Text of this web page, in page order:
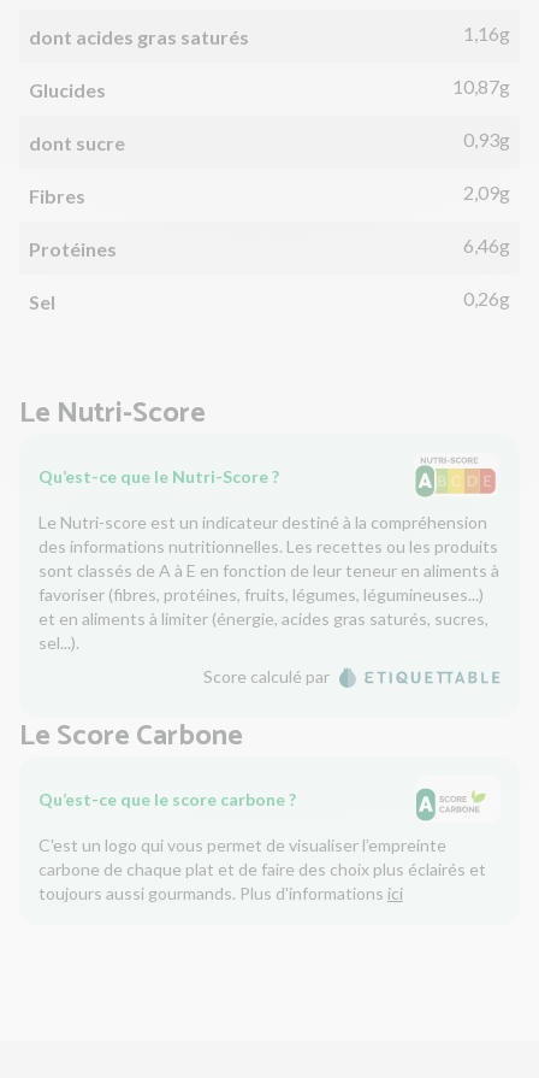
dont acides gras saturés 1,16g
Glucides 10,87g
dont sucre 0,93g
Fibres 2,09g
Protéines 6,46g
Sel 0,26g
Le Nutri-Score
Qu’est-ce que le Nutri-Score ?
Le Nutri-score est un indicateur destiné à la compréhension
des informations nutritionnelles. Les recettes ou les produits
sont classés de A à E en fonction de leur teneur en aliments à
favoriser (fibres, protéines, fruits, légumes, légumineuses...)
et en aliments à limiter (énergie, acides gras saturés, sucres,
sel...).
Score calculé par
Le Score Carbone
Qu’est-ce que le score carbone ?
C'est un logo qui vous permet de visualiser l’empreinte
carbone de chaque plat et de faire des choix plus éclairés et
toujours aussi gourmands. Plus d'informations ici